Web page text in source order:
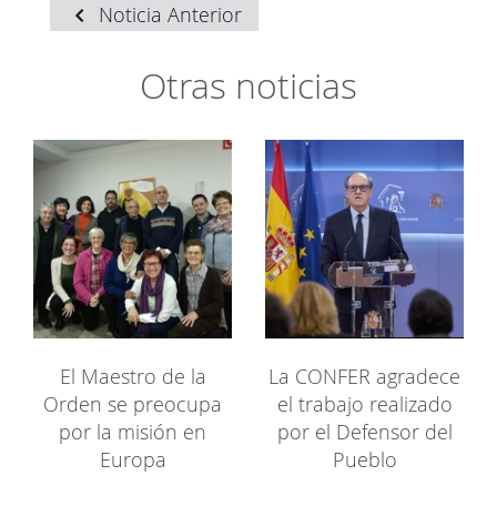
Noticia Anterior
Otras noticias
El Maestro de la
Orden se preocupa
por la misión en
Europa
La CONFER agradece
el trabajo realizado
por el Defensor del
Pueblo